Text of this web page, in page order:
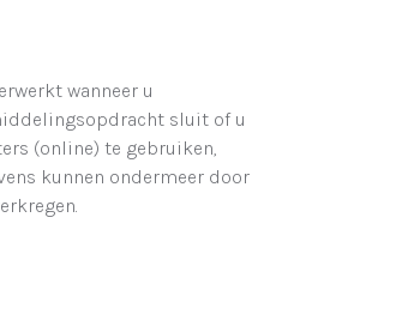
wanneer u
sluit of u
(online) te gebruiken,
kunnen ondermeer door